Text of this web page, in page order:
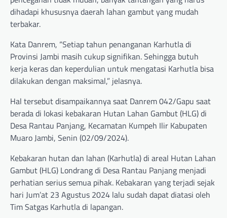
dihadapi khususnya daerah lahan gambut yang mudah
terbakar.
Kata Danrem, “Setiap tahun penanganan Karhutla di
Provinsi Jambi masih cukup signifikan. Sehingga butuh
kerja keras dan keperdulian untuk mengatasi Karhutla bisa
dilakukan dengan maksimal,” jelasnya.
Hal tersebut disampaikannya saat Danrem 042/Gapu saat
berada di lokasi kebakaran Hutan Lahan Gambut (HLG) di
Desa Rantau Panjang, Kecamatan Kumpeh Ilir Kabupaten
Muaro Jambi, Senin (02/09/2024).
Kebakaran hutan dan lahan (Karhutla) di areal Hutan Lahan
Gambut (HLG) Londrang di Desa Rantau Panjang menjadi
perhatian serius semua pihak. Kebakaran yang terjadi sejak
hari Jum’at 23 Agustus 2024 lalu sudah dapat diatasi oleh
Tim Satgas Karhutla di lapangan.